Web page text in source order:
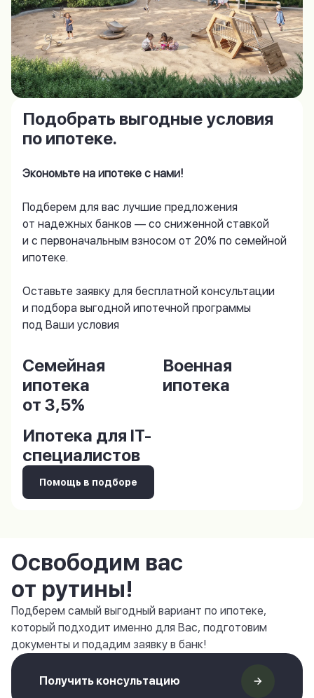
Подобрать выгодные условия
по ипотеке.
Экономьте на ипотеке с нами!
Подберем для вас лучшие предложения
от надежных банков — со сниженной ставкой
и с первоначальным взносом от 20% по семейной
ипотеке.
Оставьте заявку для бесплатной консультации
и подбора выгодной ипотечной программы
под Ваши условия
Семейная
ипотека
от 3,5%
Военная
ипотека
Ипотека для IT-
специалистов
Помощь в подборе
Освободим вас
от рутины!
Подберем самый выгодный вариант по ипотеке,
который подходит именно для Вас, подготовим
документы и подадим заявку в банк!
Получить консультацию